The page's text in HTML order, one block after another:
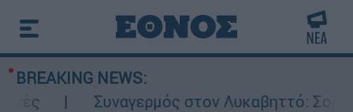
BREAKING NEWS:
στον Λυκαβηττό: Σορός σε